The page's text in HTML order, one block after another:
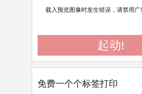
载入预览图像时发生错误，请禁用广
起动!
免费一个个标签打印